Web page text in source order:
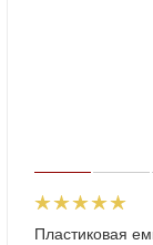
Пластиковая